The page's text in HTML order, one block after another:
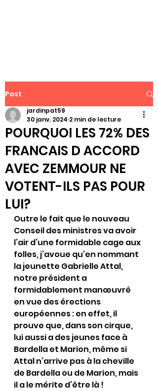
Post
POURQUOI LES 72% DES
FRANCAIS D ACCORD
AVEC ZEMMOUR NE
VOTENT-ILS PAS POUR
LUI?
jardinpat59
30 janv. 2024 2 min de lecture
Outre le fait que le nouveau
Conseil des ministres va avoir
l’air d’une formidable cage aux
folles, j’avoue qu’en nommant
la jeunette Gabrielle Attal,
notre président a
formidablement manœuvré
en vue des érections
européennes : en effet, il
prouve que, dans son cirque,
lui aussi a des jeunes face à
Bardella et Marion, même si
Attal n’arrive pas à la cheville
de Bardella ou de Marion, mais
il a le mérite d’être là !